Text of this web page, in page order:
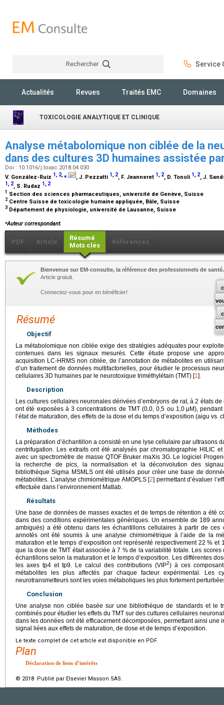
Rechercher Service
Actualités Revues Traités EMC Domaines
TOXICOLOGIE ANALYTIQUE ET CLINIQUE
Analyse métabolomique non ciblée de la
dans des cultures 3D humaines assistée
Doi : 10.1016/j.toxac.2018.04.030
V. González-Ruiz 1, 2,⁎ , J. Pezzatti 1, 2, F. Jeanneret 1, 2, D. Tonoli 1, 2, J.
1 2, S. Rudaz 1 2
1 Section des sciences pharmaceutiques, université de Genève, Suisse
2 Centre Suisse de toxicologie humaine appliquée, Bâle, Suisse
3 Département de physiologie, université de Lausanne, Suisse
⁎Auteur correspondant.
PDF Article
Résumé
Mots clés
Références
Bienvenue sur EM-consulte, la référence des professionnels de santé.
Article gratuit.
Connectez-vous pour en bénéficier!
Résumé
Objectif
La métabolomique non ciblée exige des stratégies adéquates pour
contenues dans les signaux mesurés. Cette étude propose une
acquisition LC-HRMS non ciblée, de l’annotation de métabolites en
d’un traitement de données multifactorielles, pour étudier le processus
cellulaires 3D humaines par le neurotoxique triméthylétain (TMT) [1].
Description
Les cultures cellulaires neuronales dérivées d’embryons de rat, à 2 états
ont été exposées à 3 concentrations de TMT (0,0, 0,5 ou 1,0 μM),
l’état de maturation, des effets de la dose et du temps d’exposition (aigu vs.
Méthodes
La préparation d’échantillon a consisté en une lyse cellulaire par ultrasons
centrifugation. Les extraits ont été analysés par chromatographie HILIC
avec un spectromètre de masse QTOF Bruker maXis 3G. Le logiciel
la recherche de pics, la normalisation et la déconvolution des
bibliothèque Sigma MSMLS ont été utilisés pour créer une base de
métabolites. L’analyse chimiométrique AMOPLS [2] permettant d’évaluer
effectuée dans l’environnement Matlab.
Résultats
Une base de données de masses exactes et de temps de rétention a été
dans des conditions expérimentales génériques. Un ensemble de 189
ambiguës) a été obtenu dans les échantillons cellulaires à partir de ces
annotés ont été soumis à une analyse chimiométrique à l’aide de la
maturation et le temps d’exposition ont représenté respectivement 22 %
que la dose de TMT était associée à 7 % de la variabilité totale. Les
échantillons selon la maturation et le temps d’exposition. Les différentes
les axes tp4 et tp9. Le calcul des contributions (VIP2) à ces
métabolites les plus affectés par chaque facteur expérimental. Les
neurotransmetteurs sont les voies métaboliques les plus fortement
Conclusion
Une analyse non ciblée basée sur une bibliothèque de standards et le
combinés pour étudier les effets du TMT sur des cultures cellulaires
dans les données ont été efficacement décomposées, permettant ainsi une
signal liées aux effets de maturation, de dose et de temps d’exposition.
Le texte complet de cet article est disponible en PDF.
Plan
Déclaration de liens d’intérêts
© 2018 Publié par Elsevier Masson SAS.